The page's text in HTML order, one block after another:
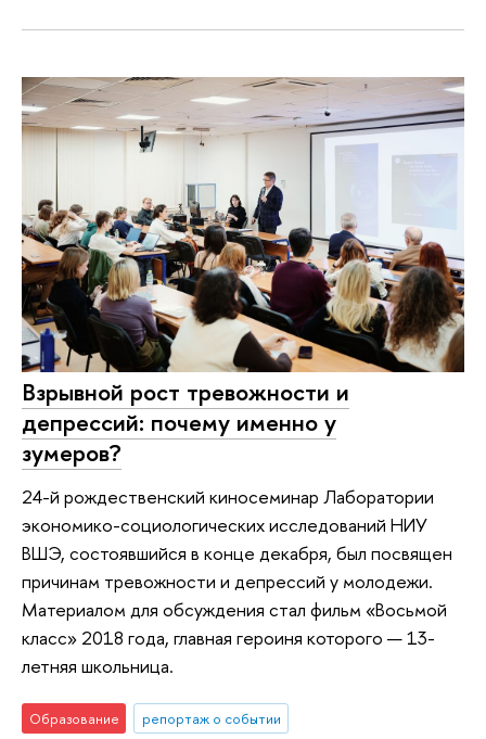
Взрывной рост тревожности и
депрессий: почему именно у
зумеров?
24-й рождественский киносеминар Лаборатории
экономико-социологических исследований НИУ
ВШЭ, состоявшийся в конце декабря, был посвящен
причинам тревожности и депрессий у молодежи.
Материалом для обсуждения стал фильм «Восьмой
класс» 2018 года, главная героиня которого — 13-
летняя школьница.
Образование
репортаж о событии